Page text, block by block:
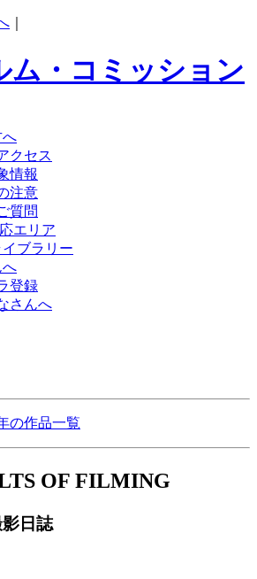
ム・コミッション
へ
クセス
情報
注意
質問
エリア
ブラリー
へ
登録
さんへ
の作品一覧
OF FILMING
影日誌